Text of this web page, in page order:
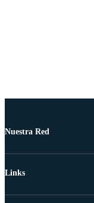
Nuestra Red
Links